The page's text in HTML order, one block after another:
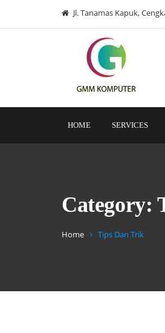
Jl. Tanamas Kapuk,
HOME SERVICES
Category:
Home Tips Dan Trik